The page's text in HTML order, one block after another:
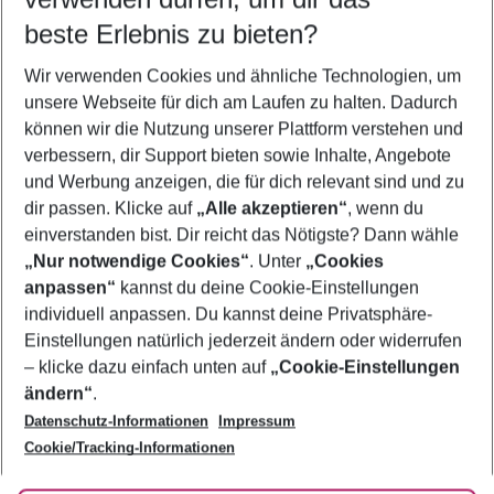
5-8 Nächte
2 Erwachsene Keine Kinder
Mehr Filter anzeigen
Footer
Footer navigation
Über uns
AGB
Bestpreisgarantie
Cookie-Einstellungen ändern
Cookie-Richtlinie
Agenturbetreuung
Barrierefreies Reisen
Folge uns
beste Erlebnis zu bieten?
Wir verwenden Cookies und ähnliche Technologien, um
unsere Webseite für dich am Laufen zu halten. Dadurch
können wir die Nutzung unserer Plattform verstehen und
verbessern, dir Support bieten sowie Inhalte, Angebote
und Werbung anzeigen, die für dich relevant sind und zu
dir passen. Klicke auf „Alle akzeptieren“, wenn du
einverstanden bist. Dir reicht das Nötigste? Dann wähle
„Nur notwendige Cookies“. Unter „Cookies
anpassen“ kannst du deine Cookie-Einstellungen
individuell anpassen. Du kannst deine Privatsphäre-
Einstellungen natürlich jederzeit ändern oder widerrufen
– klicke dazu einfach unten auf „Cookie-Einstellungen
ändern“.
Datenschutz-Informationen
Impressum
Cookie/Tracking-Informationen